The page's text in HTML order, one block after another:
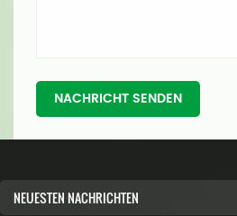
NACHRICHT SENDEN
NEUESTEN NACHRICHTEN